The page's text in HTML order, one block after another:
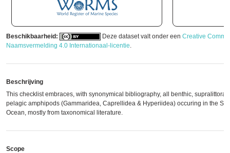
Beschikbaarheid: Deze dataset valt onder een Creative
Naamsvermelding 4.0 Internationaal-licentie.
Beschrijving
This checklist embraces, with synonymical bibliography, all benthic, supralittoral
pelagic amphipods (Gammaridea, Caprellidea & Hyperiidea) occuring in the
Ocean, mostly from taxonomical literature.
Scope